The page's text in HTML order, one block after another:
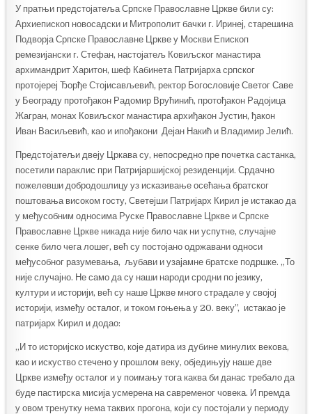
У пратњи предстојатеља Српске Православне Цркве били су:
Архиепископ новосадски и Митрополит бачки г. Иринеј, старешина
Подворја Српске Православне Цркве у Москви Епископ
ремезијански г. Стефан, настојатељ Ковиљског манастира
архимандрит Харитон, шеф Кабинета Патријарха српског
протојереј Ђорђе Стојисављевић, ректор Богословије Светог Саве
у Београду протођакон Радомир Врућинић, протођакон Радојица
Жагран, монах Ковиљског манастира архиђакон Јустин, ђакон
Иван Васиљевић, као и ипођакони Дејан Накић и Владимир Јелић.
Предстојатељи двеју Цркава су, непосредно пре почетка састанка,
посетили параклис при Патријаршијској резиденцији. Срдачно
пожелевши добродошлицу уз исказивање осећања братског
поштовања високом госту, Светејши Патријарх Кирил је истакао да
у међусобним односима Руске Православне Цркве и Српске
Православне Цркве никада није било чак ни успутне, случајне
сенке било чега лошег, већ су постојано одржавани односи
међусобног разумевања, љубави и узајамне братске подршке. „То
није случајно. Не само да су наши народи сродни по језику,
култури и историји, већ су наше Цркве много страдале у својој
историји, између осталог, и током гоњења у 20. веку”, истакао је
патријарх Кирил и додао:
„И то историјско искуство, које датира из дубине минулих векова,
као и искуство стечено у прошлом веку, обједињују наше две
Цркве између осталог и у поимању тога каква би данас требало да
буде пастирска мисија усмерена на савременог човека. И премда
у овом тренутку нема таквих прогона, који су постојали у периоду